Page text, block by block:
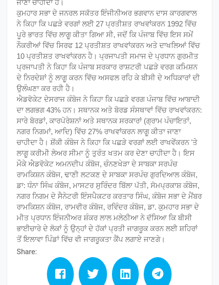
ਜਾਣਾ ਚਾਹੀਦਾ ਹੈ।
ਕੁਮਹਾਰ ਸਭਾ ਦੇ ਜਨਰਲ ਸਕੱਤਰ ਇੰਜੀਨੀਅਰ ਭਗਵਾਨ ਦਾਸ ਕਾਰਗਵਾਲ
ਨੇ ਕਿਹਾ ਕਿ ਪਛੜੇ ਵਰਗਾਂ ਲਈ 27 ਪ੍ਰਤੀਸ਼ਤ ਰਾਖਵਾਂਕਰਨ 1992 ਵਿੱਚ
ਪੂਰੇ ਭਾਰਤ ਵਿੱਚ ਲਾਗੂ ਕੀਤਾ ਗਿਆ ਸੀ, ਜਦੋਂ ਕਿ ਪੰਜਾਬ ਵਿੱਚ ਇਸ ਸਮੇਂ
ਨੌਕਰੀਆਂ ਵਿੱਚ ਸਿਰਫ 12 ਪ੍ਰਤੀਸ਼ਤ ਰਾਖਵਾਂਕਰਨ ਅਤੇ ਦਾਖਲਿਆਂ ਵਿੱਚ
10 ਪ੍ਰਤੀਸ਼ਤ ਰਾਖਵਾਂਕਰਨ ਹੈ। ਪ੍ਰਜਾਪਤੀ ਸਮਾਜ ਦੇ ਪ੍ਰਧਾਨ ਗੁਰਮੀਤ
ਪ੍ਰਜਾਪਤੀ ਨੇ ਕਿਹਾ ਕਿ ਪੰਜਾਬ ਸਰਕਾਰ ਰਾਸ਼ਟਰੀ ਪਛੜੇ ਵਰਗ ਕਮਿਸ਼ਨ
ਦੇ ਨਿਰਦੇਸ਼ਾਂ ਨੂੰ ਲਾਗੂ ਕਰਨ ਵਿੱਚ ਅਸਫਲ ਰਹਿ ਕੇ ਬੀਸੀ ਦੇ ਅਧਿਕਾਰਾਂ ਦੀ
ਉਲੰਘਣਾ ਕਰ ਰਹੀ ਹੈ।
ਐਡਵੋਕੇਟ ਦੇਸਰਾਜ ਕੰਬੋਜ ਨੇ ਕਿਹਾ ਕਿ ਪਛੜੇ ਵਰਗ ਪੰਜਾਬ ਵਿੱਚ ਆਬਾਦੀ
ਦਾ ਲਗਭਗ 43% ਹਨ। ਸਥਾਨਕ ਅਤੇ ਬੋਰਡ ਸੰਸਥਾਵਾਂ ਵਿੱਚ ਰਾਖਵਾਂਕਰਨ:
ਸਾਰੇ ਬੋਰਡਾਂ, ਕਾਰਪੋਰੇਸ਼ਨਾਂ ਅਤੇ ਸਥਾਨਕ ਸਰਕਾਰਾਂ (ਗ੍ਰਾਮ ਪੰਚਾਇਤਾਂ,
ਨਗਰ ਨਿਗਮਾਂ, ਆਦਿ) ਵਿੱਚ 27% ਰਾਖਵਾਂਕਰਨ ਲਾਗੂ ਕੀਤਾ ਜਾਣਾ
ਚਾਹੀਦਾ ਹੈ। ਸ਼ੋਂਕੀ ਕੰਬੋਜ ਨੇ ਕਿਹਾ ਕਿ ਪਛੜੇ ਵਰਗਾਂ ਲਈ ਰਾਖਵੇਂਕਰਨ 'ਤੇ
ਲਾਗੂ ਕਰੀਮੀ ਲੇਅਰ ਸੀਮਾ ਨੂੰ ਤੁਰੰਤ ਖਤਮ ਕਰ ਦੇਣਾ ਚਾਹੀਦਾ ਹੈ। ਇਸ
ਮੌਕੇ ਐਡਵੋਕੇਟ ਅਮਨਦੀਪ ਕੰਬੋਜ, ਚੰਨਣਖੇੜਾ ਦੇ ਸਾਬਕਾ ਸਰਪੰਚ
ਰਾਮਕਿਸ਼ਨ ਕੰਬੋਜ, ਢਾਣੀ ਲਟਕਣ ਦੇ ਸਾਬਕਾ ਸਰਪੰਚ ਗੁਰਦਿਆਲ ਕੰਬੋਜ,
ਡਾ: ਧੰਨਾ ਸਿੰਘ ਕੰਬੋਜ, ਮਾਸਟਰ ਸੁਰਿੰਦਰ ਬਿੱਲਾ ਪੱਤੀ, ਸੋਮਪ੍ਰਕਾਸ਼ ਕੰਬੋਜ,
ਨਗਰ ਨਿਗਮ ਦੇ ਸੈਨੇਟਰੀ ਇੰਸਪੈਕਟਰ ਕਰਤਾਰ ਸਿੰਘ, ਕੰਬੋਜ ਸਭਾ ਦੇ ਮੈਂਬਰ
ਰਾਮਕਿਸ਼ਨ ਕੰਬੋਜ, ਰਾਮਵੀਰ ਕੰਬੋਜ, ਰਵਿੰਦਰ ਕੰਬੋਜ, ਡਾ. ਕੁਮਹਾਰ ਸਭਾ ਦੇ
ਮੀਤ ਪ੍ਰਧਾਨ ਇੰਜਨੀਅਰ ਸ਼ੰਕਰ ਲਾਲ ਮਲੇਠੀਆ ਨੇ ਦੱਸਿਆ ਕਿ ਬੀਸੀ
ਭਾਈਚਾਰੇ ਦੇ ਲੋਕਾਂ ਨੂੰ ਉਨ੍ਹਾਂ ਦੇ ਹੱਕਾਂ ਪ੍ਰਤੀ ਜਾਗਰੂਕ ਕਰਨ ਲਈ ਸ਼ਹਿਰਾਂ
ਤੋਂ ਇਲਾਵਾ ਪਿੰਡਾਂ ਵਿੱਚ ਵੀ ਜਾਗਰੂਕਤਾ ਕੈਂਪ ਲਗਾਏ ਜਾਣਗੇ।
Share: